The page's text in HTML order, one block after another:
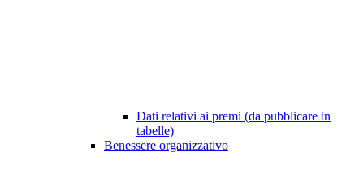
Dati relativi ai premi (da pubblicare in
tabelle)
Benessere organizzativo